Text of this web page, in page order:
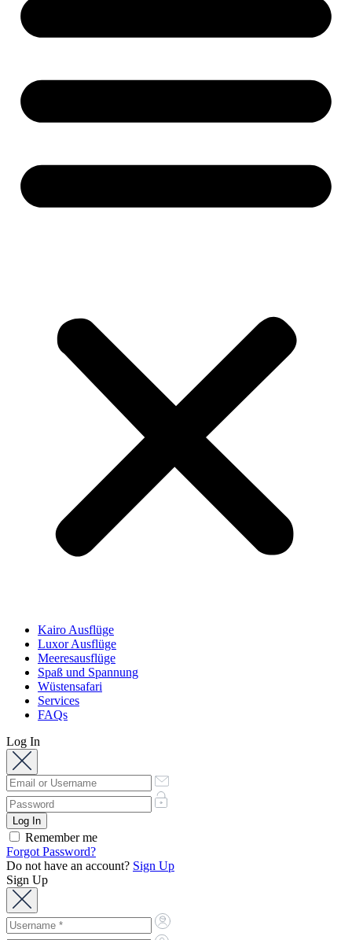
Kairo Ausflüge
Luxor Ausflüge
Meeresausflüge
Spaß und Spannung
Wüstensafari
Services
FAQs
Log In
Remember me
Forgot Password?
Do not have an account? Sign Up
Sign Up